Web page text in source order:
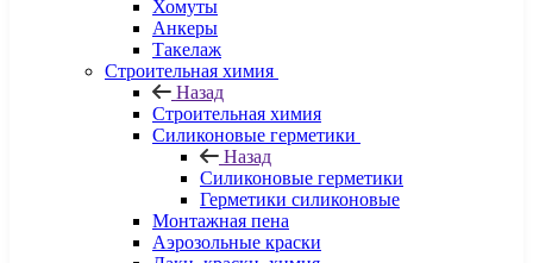
Хомуты
Анкеры
Такелаж
Строительная химия
Назад
Строительная химия
Силиконовые герметики
Назад
Силиконовые герметики
Герметики силиконовые
Монтажная пена
Аэрозольные краски